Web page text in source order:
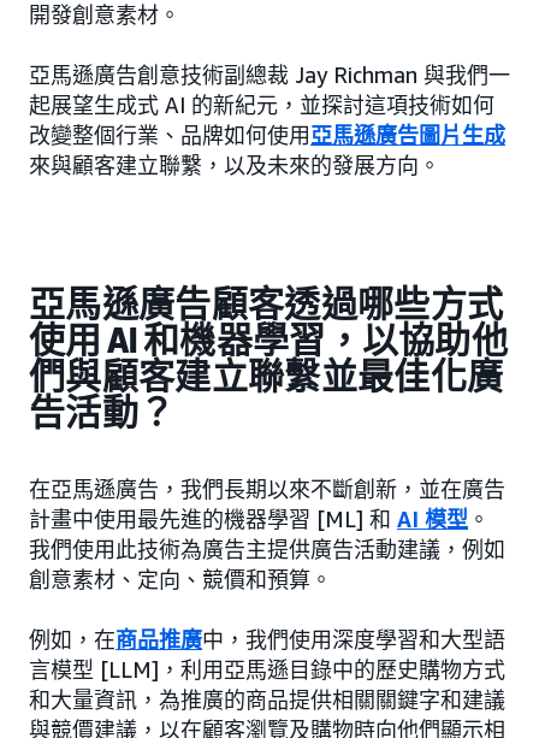
開發創意素材。
亞馬遜廣告創意技術副總裁 Jay Richman 與我們一
起展望生成式 AI 的新紀元，並探討這項技術如何
改變整個行業、品牌如何使用亞馬遜廣告圖片生成
來與顧客建立聯繫，以及未來的發展方向。
亞馬遜廣告顧客透過哪些方式
使用 AI 和機器學習，以協助他
們與顧客建立聯繫並最佳化廣
告活動？
在亞馬遜廣告，我們長期以來不斷創新，並在廣告
計畫中使用最先進的機器學習 [ML] 和 AI 模型 。
我們使用此技術為廣告主提供廣告活動建議，例如
創意素材、定向、競價和預算。
例如，在商品推廣中，我們使用深度學習和大型語
言模型 [LLM]，利用亞馬遜目錄中的歷史購物方式
和大量資訊，為推廣的商品提供相關關鍵字和建議
與競價建議，以在顧客瀏覽及購物時向他們顯示相